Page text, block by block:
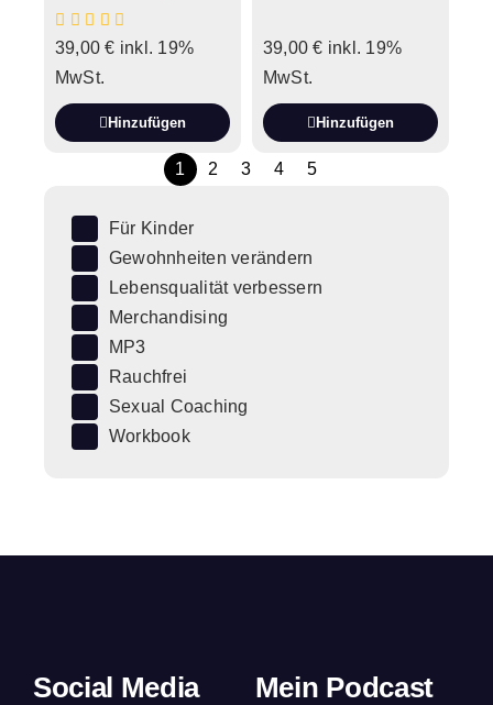
39,00€ inkl. 19%
MwSt.
Hinzufügen
39,00€ inkl. 19%
MwSt.
Hinzufügen
1 2 3 4 5
Für Kinder
Gewohnheiten verändern
Lebensqualität verbessern
Merchandising
MP3
Rauchfrei
Sexual Coaching
Workbook
Social Media Mein Podcast